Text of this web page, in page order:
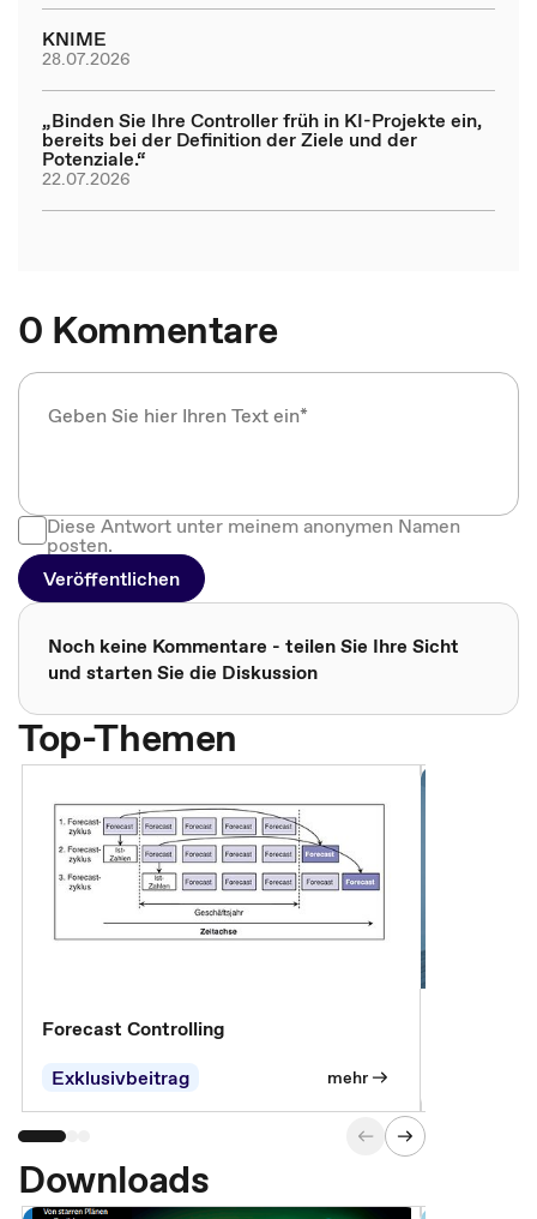
KNIME
28.07.2026
„Binden Sie Ihre Controller früh in KI-Projekte ein,
bereits bei der Definition der Ziele und der
Potenziale.“
22.07.2026
0 Kommentare
Diese Antwort unter meinem anonymen Namen
posten.
Veröffentlichen
Noch keine Kommentare - teilen Sie Ihre Sicht
und starten Sie die Diskussion
Top-Themen
Forecast Controlling
Exklusivbeitrag
mehr
Downloads